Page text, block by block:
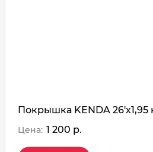
Покрышка KENDA 26'х1,95
Цена: 1 200 р.